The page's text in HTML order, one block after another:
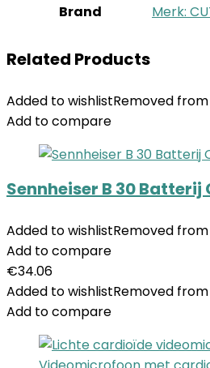
Brand Merk:
Related Products
Added to wishlistRemoved
Add to compare
Sennheiser B 30 Batterij
Added to wishlistRemoved
Add to compare
€34.06
Added to wishlistRemoved
Add to compare